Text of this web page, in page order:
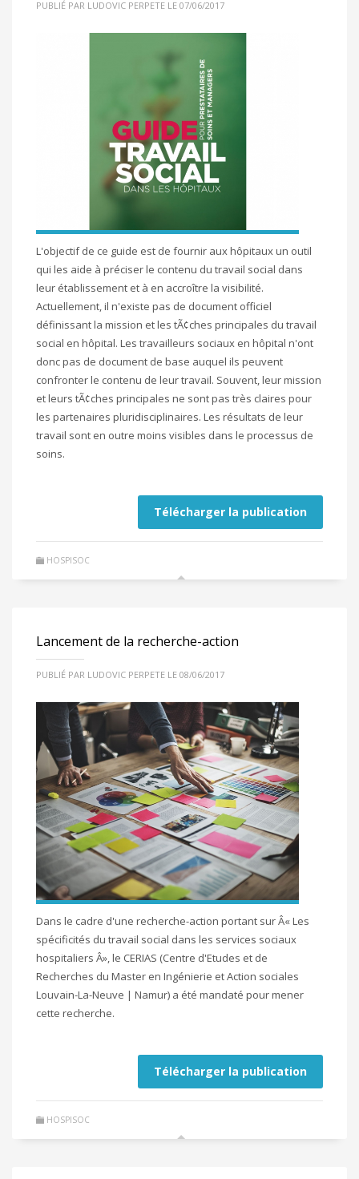
PUBLIÉ PAR LUDOVIC PERPETE LE 07/06/2017
L'objectif de ce guide est de fournir aux hôpitaux un outil
qui les aide à préciser le contenu du travail social dans
leur établissement et à en accroître la visibilité.
Actuellement, il n'existe pas de document officiel
définissant la mission et les tÃ¢ches principales du travail
social en hôpital. Les travailleurs sociaux en hôpital n'ont
donc pas de document de base auquel ils peuvent
confronter le contenu de leur travail. Souvent, leur mission
et leurs tÃ¢ches principales ne sont pas très claires pour
les partenaires pluridisciplinaires. Les résultats de leur
travail sont en outre moins visibles dans le processus de
soins.
Télécharger la publication
HOSPISOC
Lancement de la recherche-action
PUBLIÉ PAR LUDOVIC PERPETE LE 08/06/2017
Dans le cadre d'une recherche-action portant sur Â« Les
spécificités du travail social dans les services sociaux
hospitaliers Â», le CERIAS (Centre d'Etudes et de
Recherches du Master en Ingénierie et Action sociales
Louvain-La-Neuve | Namur) a été mandaté pour mener
cette recherche.
Télécharger la publication
HOSPISOC